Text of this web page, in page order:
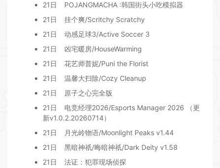
21日
POJANGMACHA :韩国街头小吃模拟器
21日
挂个爽/Scritchy Scratchy
21日
动感足球3/Active Soccer 3
21日
凶宅暖房/HouseWarming
21日
花艺师普妮/Puni the Florist
21日
温馨大扫除/Cozy Cleanup
21日
原子之心完全版
21日
电竞经理2026/Esports Manager 2026 （更
新v1.0.2.20260714）
21日
月光岭物语/Moonlight Peaks v1.44
21日
黑暗神祇/晦暗神祇/Dark Deity v1.58
21日
法证：犯罪现场侦探